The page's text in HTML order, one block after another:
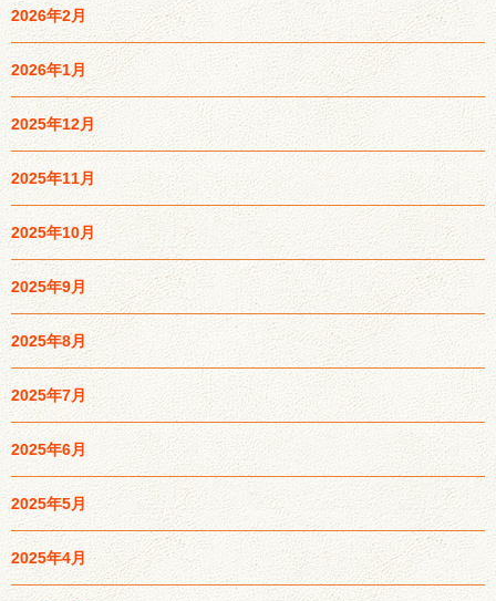
2026年2月
2026年1月
2025年12月
2025年11月
2025年10月
2025年9月
2025年8月
2025年7月
2025年6月
2025年5月
2025年4月